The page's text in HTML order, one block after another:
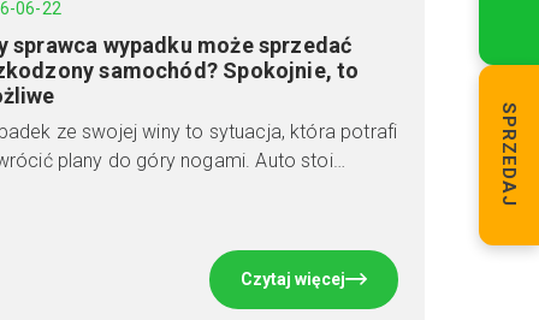
06-22
sprawca wypadku może sprzedać
samochód? Spokojnie, to
ze swojej winy to sytuacja, która potrafi
plany do góry nogami. Auto stoi…
Czytaj więcej
SPRZEDAJ